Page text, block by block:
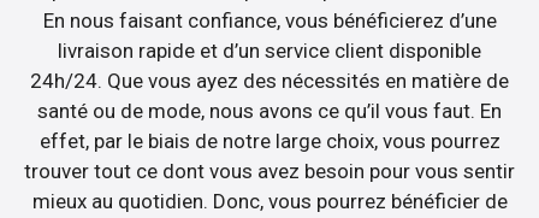
En nous faisant confiance, vous bénéficierez d’une
livraison rapide et d’un service client disponible
24h/24. Que vous ayez des nécessités en matière de
santé ou de mode, nous avons ce qu’il vous faut. En
effet, par le biais de notre large choix, vous pourrez
trouver tout ce dont vous avez besoin pour vous sentir
mieux au quotidien. Donc, vous pourrez bénéficier de